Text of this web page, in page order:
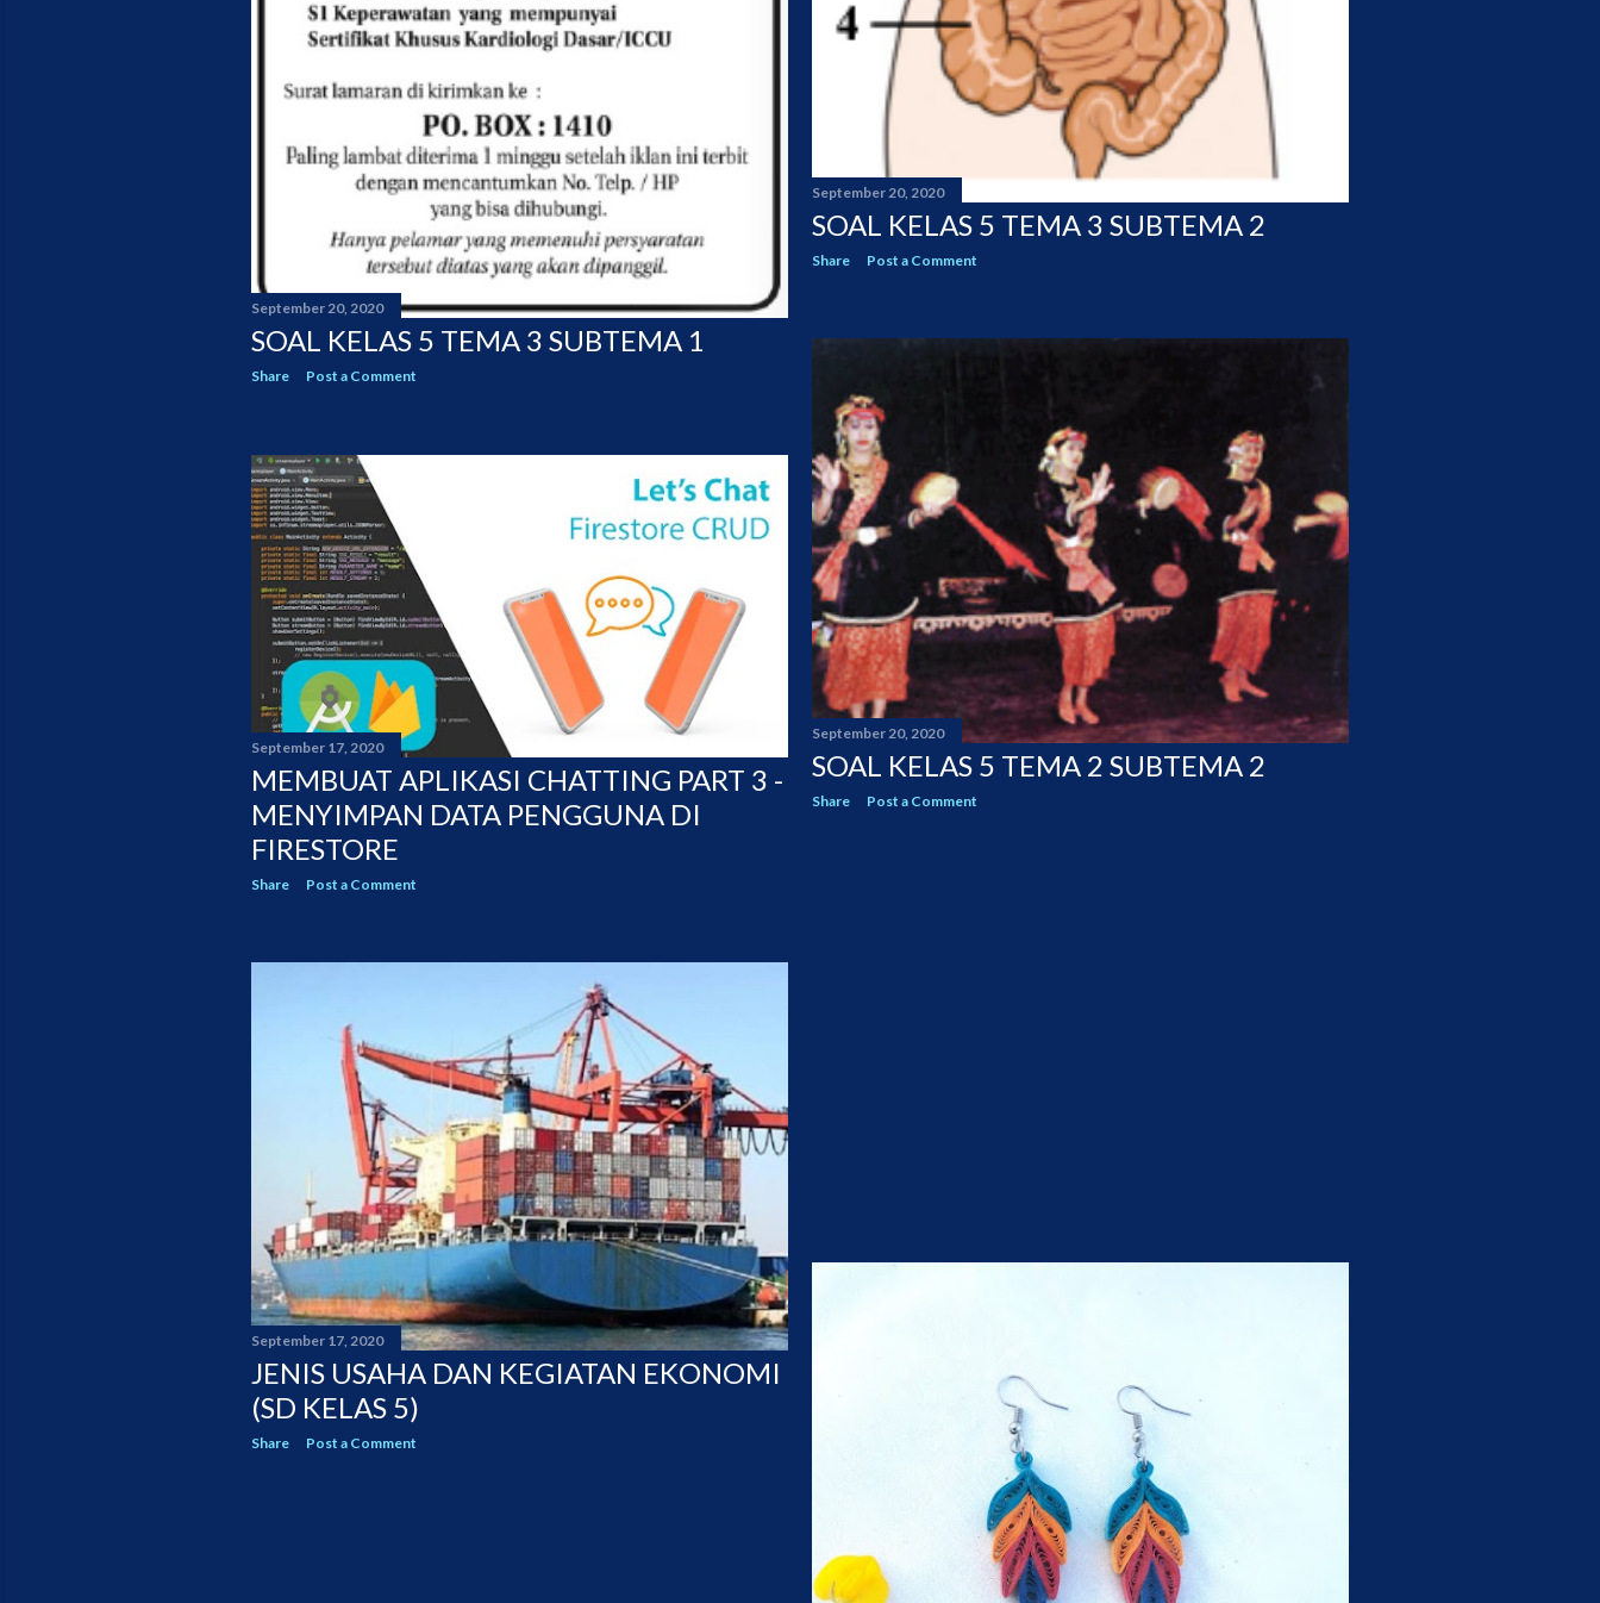
September 20, 2020
SOAL KELAS 5 TEMA 3 SUBTEMA 2
Share Post a Comment
September 20, 2020
SOAL KELAS 5 TEMA 3 SUBTEMA 1
Share Post a Comment
September 20, 2020
SOAL KELAS 5 TEMA 2 SUBTEMA 2
Share Post a Comment
September 17, 2020
MEMBUAT APLIKASI CHATTING PART 3 -
MENYIMPAN DATA PENGGUNA DI
FIRESTORE
Share Post a Comment
September 17, 2020
JENIS USAHA DAN KEGIATAN EKONOMI
(SD KELAS 5)
Share Post a Comment